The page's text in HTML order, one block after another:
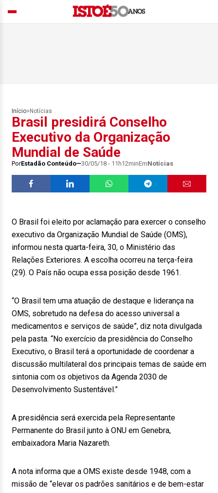
Início> Notícias
Brasil presidirá Conselho
Executivo da Organização
Mundial de Saúde
PorEstadão Conteúdo 30/05/18 - 11h12minEmNotícias
O Brasil foi eleito por aclamação para exercer o conselho
executivo da Organização Mundial de Saúde (OMS),
informou nesta quarta-feira, 30, o Ministério das
Relações Exteriores. A escolha ocorreu na terça-feira
(29). O País não ocupa essa posição desde 1961.
“O Brasil tem uma atuação de destaque e liderança na
OMS, sobretudo na defesa do acesso universal a
medicamentos e serviços de saúde”, diz nota divulgada
pela pasta. “No exercício da presidência do Conselho
Executivo, o Brasil terá a oportunidade de coordenar a
discussão multilateral dos principais temas de saúde em
sintonia com os objetivos da Agenda 2030 de
Desenvolvimento Sustentável.”
A presidência será exercida pela Representante
Permanente do Brasil junto à ONU em Genebra,
embaixadora Maria Nazareth.
A nota informa que a OMS existe desde 1948, com a
missão de “elevar os padrões sanitários e de bem-estar